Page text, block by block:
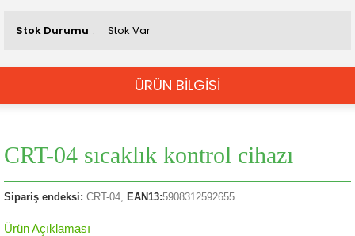
Stok Durumu Stok Var
ÜRÜN BİLGİSİ
CRT-04 sıcaklık kontrol cihazı
Sipariş endeksi: CRT-04, EAN13:5908312592655
Ürün Açıklaması